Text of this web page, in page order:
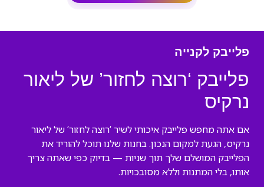
פלייבק לקנייה
פלייבק ‘רוצה לחזור’ של ליאור
נרקיס
אם אתה מחפש פלייבק איכותי לשיר ‘רוצה לחזור’ של ליאור
נרקיס, הגעת למקום הנכון. בחנות שלנו תוכל להוריד את
הפלייבק המושלם שלך תוך שניות — בדיוק כפי שאתה צריך
אותו, בלי המתנות וללא מסובכויות.